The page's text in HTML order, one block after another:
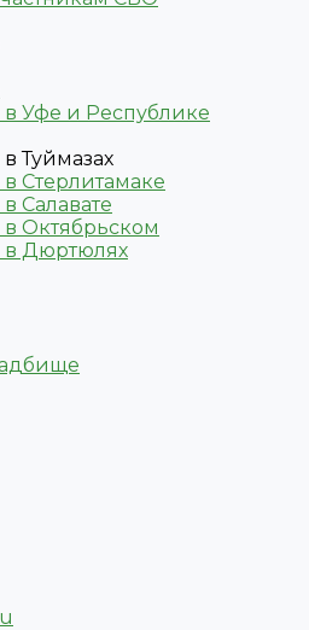
в Уфе и Республике
Туймазах
Стерлитамаке
Салавате
в Октябрьском
в Дюртюлях